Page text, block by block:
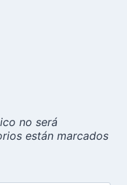
no será
están marcados